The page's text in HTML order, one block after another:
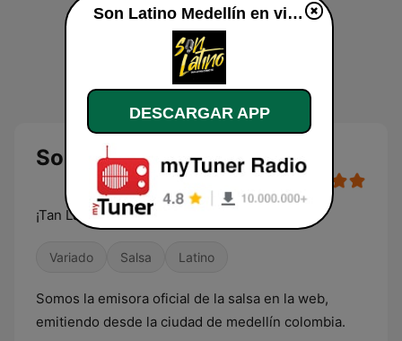
Son Latino Medellín en vivo
¡Tan Latina Como Tú!
Variado Salsa Latino
Somos la emisora oficial de la salsa en la web,
emitiendo desde la ciudad de medellín colombia.
Son Latino Medellín en vivo
DESCARGAR APP